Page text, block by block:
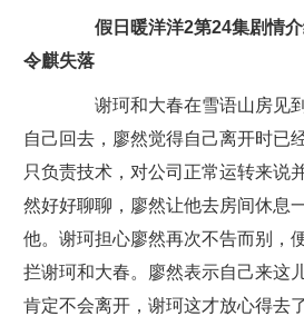
假日暖洋洋2第24集剧情介
令麒失落
谢珂和大春在雪语山房见到
自己回去，廖然觉得自己离开时已
只负责技术，对公司正常运转来说
然好好聊聊，廖然让他去房间休息
他。谢珂担心廖然再次不告而别，
拦谢珂和大春。廖然表示自己来这
肯定不会离开，谢珂这才放心得去